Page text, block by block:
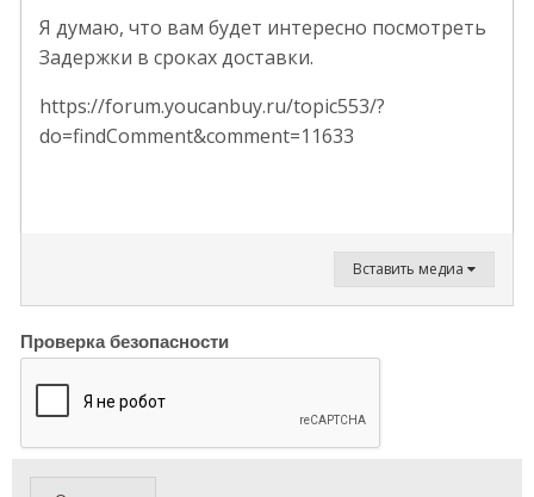
Я думаю, что вам будет интересно посмотреть
Задержки в сроках доставки.
https://forum.youcanbuy.ru/topic553/?
do=findComment&comment=11633
Вставить медиа
Проверка безопасности